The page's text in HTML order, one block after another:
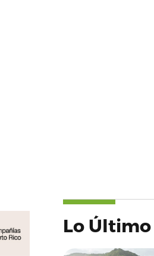
Lo Último